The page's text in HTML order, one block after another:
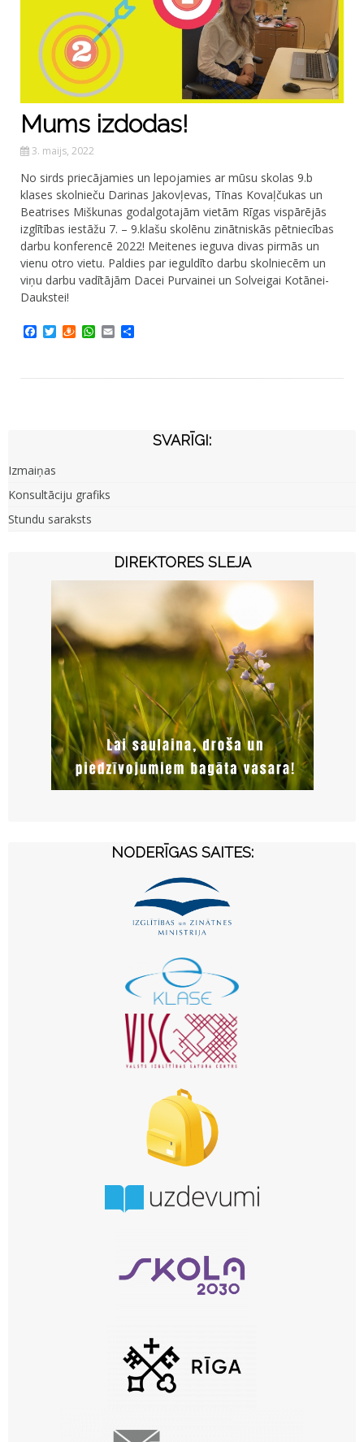
Mums izdodas!
3. maijs, 2022
No sirds priecājamies un lepojamies ar mūsu skolas 9.b
klases skolnieču Darinas Jakovļevas, Tīnas Kovaļčukas un
Beatrises Miškunas godalgotajām vietām Rīgas vispārējās
izglītības iestāžu 7. – 9.klašu skolēnu zinātniskās pētniecības
darbu konferencē 2022! Meitenes ieguva divas pirmās un
vienu otro vietu. Paldies par ieguldīto darbu skolniecēm un
viņu darbu vadītājām Dacei Purvainei un Solveigai Kotānei-
Daukstei!
Facebook
TwitterDraugiem
WhatsApp
Email
SVARĪGI:
Izmaiņas
Konsultāciju grafiks
Stundu saraksts
DIREKTORES SLEJA
NODERĪGAS SAITES: